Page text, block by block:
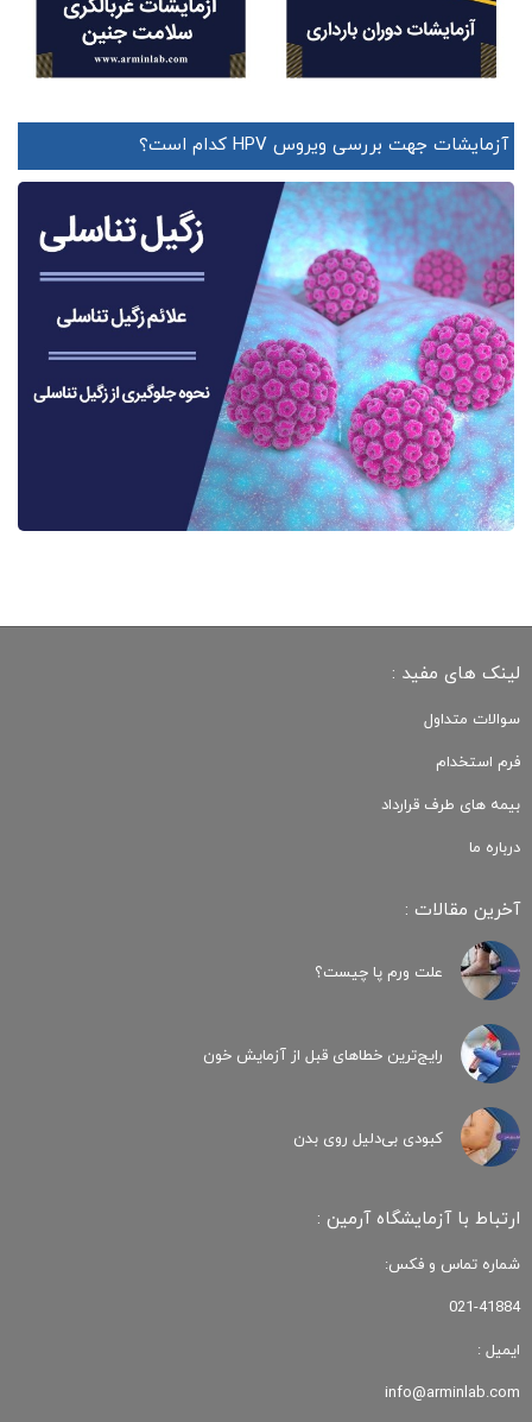
آزمایشات جهت بررسی ویروس HPV کدام است؟
لینک های مفید :
سوالات متداول
فرم استخدام
بیمه های طرف قرارداد
درباره ما
آخرین مقالات :
علت ورم پا چیست؟
رایج‌ترین خطاهای قبل از آزمایش خون
کبودی‌ بی‌دلیل روی بدن
ارتباط با آزمایشگاه آرمین :
شماره تماس و فکس:
021-41884
ایمیل :
info@arminlab.com